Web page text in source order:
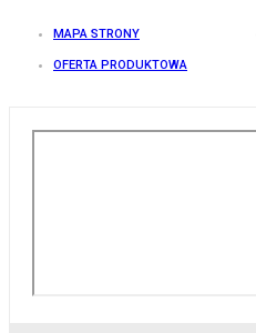
MAPA STRONY
OFERTA PRODUKTOWA